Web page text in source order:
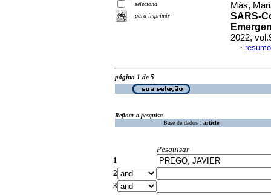
seleciona
para imprimir
Más,
SARS-
2022,
·
página 1 de 5
Refinar a pesquisa
Base de dados : article
Pesquisar
1
2
3